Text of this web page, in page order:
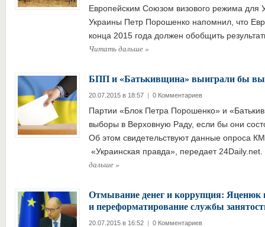
Европейским Союзом визового режима для
Украины Петр Порошенко напомнил, что
конца 2015 года должен обобщить
Читать дальше»
БПП и «Батькивщина» выиграли бы
20.07.2015 в 18:57 | 0 Комментариев
Партии «Блок Петра Порошенко» и
выборы в Верховную Раду, если бы они
Об этом свидетельствуют данные опроса
«Украинская правда», передает
дальше»
Отмывание денег и коррупция: Яценюк
и переформатирование службы
20.07.2015 в 16:52 | 0 Комментариев